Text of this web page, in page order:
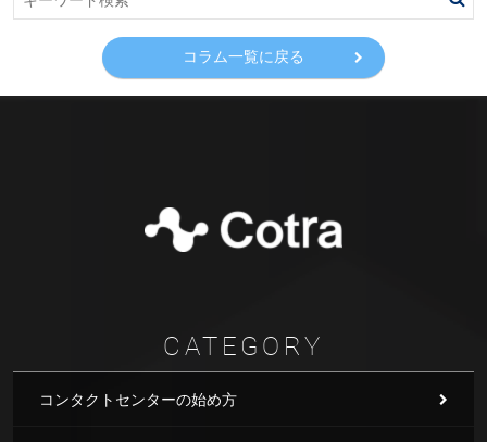
コラム一覧に戻る
CATEGORY
コンタクトセンターの始め方